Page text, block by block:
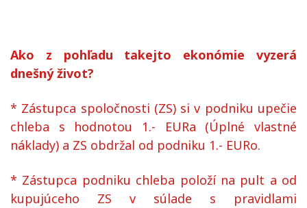
Ako z pohľadu takejto ekonómie vyzerá
dnešný život?
* Zástupca spoločnosti (ZS) si v podniku upečie
chleba s hodnotou 1.- EURa (Úplné vlastné
náklady) a ZS obdržal od podniku 1.- EURo.
* Zástupca podniku chleba položí na pult a od
kupujúceho ZS v súlade s pravidlami